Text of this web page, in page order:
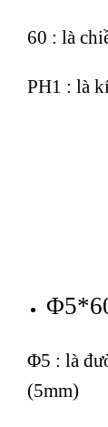
60 : là
PH1 : là
Φ5 : là
(5mm)